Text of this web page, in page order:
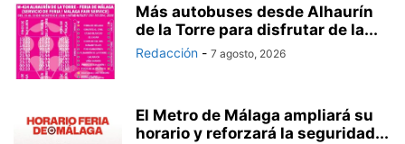
Más autobuses desde Alhaurín
de la Torre para disfrutar de la...
Redacción - 7 agosto, 2026
El Metro de Málaga ampliará su
horario y reforzará la seguridad...